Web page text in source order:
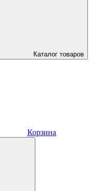
Каталог товаров
Корзина